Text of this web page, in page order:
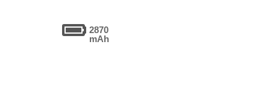
2870
mAh